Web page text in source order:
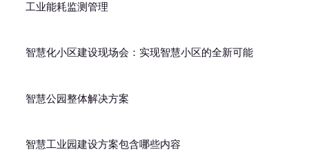
工业能耗监测管理
智慧化小区建设现场会：实现智慧小区的全新可能
智慧公园整体解决方案
智慧工业园建设方案包含哪些内容